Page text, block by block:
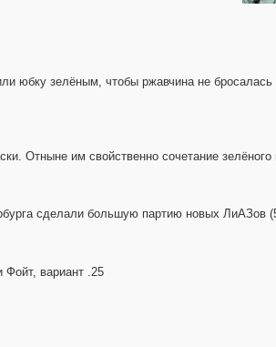
юбку зелёным, чтобы ржавчина не бросалась
Отныне им свойственно сочетание
сделали большую партию новых ЛиАЗов
Фойт, вариант .25